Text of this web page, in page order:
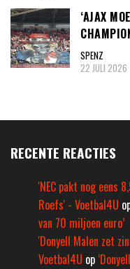
‘AJAX
SPENZ
22 JULI 2026
RECENTE REACTIES
'NEC pakt nog eens
Roefs' - Voetbal4U
van 70 miljoen euro’
'Donyell Malen zet
Voetbal4U op